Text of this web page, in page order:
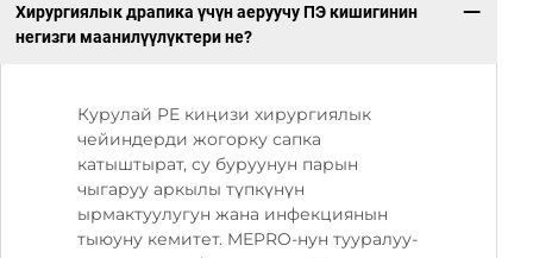
Хирургиялык драпика үчүн аеруучу ПЭ кишигинин
негизги маанилүүлүктери не?
Курулай PE киңизи хирургиялык
чейиндерди жогорку сапка
катыштырат, су буруунун парын
чыгаруу аркылы түпкүнүн
ырмактуулугун жана инфекциянын
тыюуну кемитет. MEPRO-нун тууралуу-